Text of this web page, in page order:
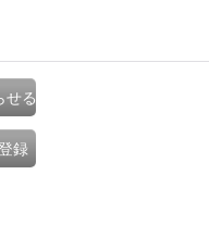
せる
録